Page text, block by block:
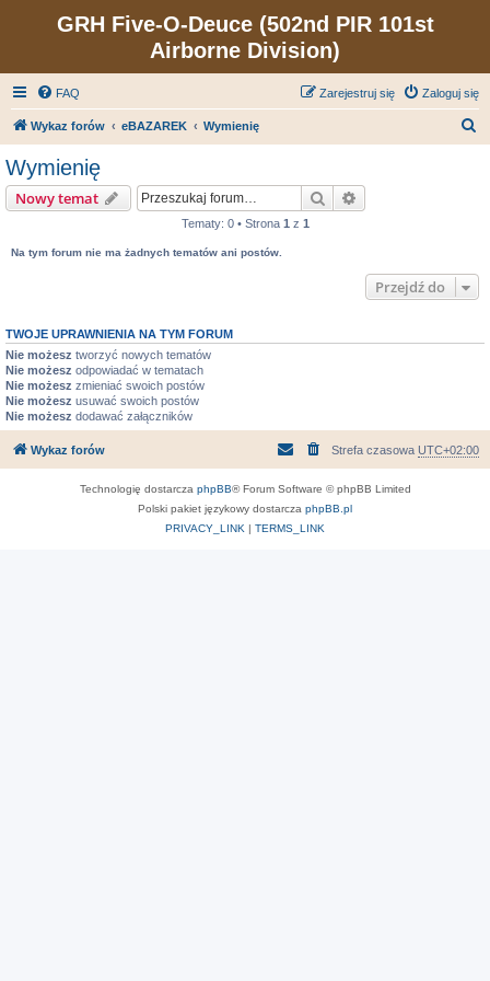
GRH Five-O-Deuce (502nd PIR 101st
Airborne Division)
FAQ Zaloguj się
Zarejestruj się
Wykaz forów eBAZAREK Wymienię
Wymienię
Nowy temat Szukaj
Tematy: 0 • Strona 1 z 1
Na tym forum nie ma żadnych tematów ani postów.
Przejdź do
TWOJE UPRAWNIENIA NA TYM FORUM
Nie możesz tworzyć nowych tematów
Nie możesz odpowiadać w tematach
Nie możesz zmieniać swoich postów
Nie możesz usuwać swoich postów
Nie możesz dodawać załączników
Wykaz forów Strefa czasowa UTC+02:00
Technologię dostarcza phpBB® Forum Software © phpBB Limited
Polski pakiet językowy dostarcza phpBB.pl
PRIVACY_LINK | TERMS_LINK